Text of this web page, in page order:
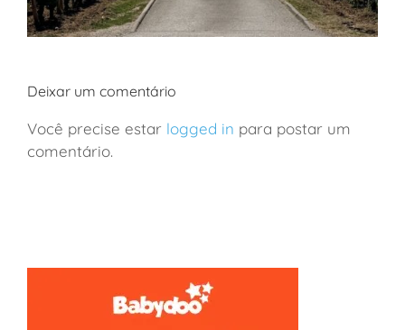
Deixar um comentário
Você precise estar logged in para postar um
comentário.